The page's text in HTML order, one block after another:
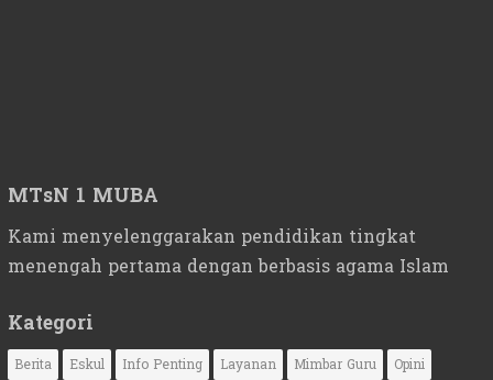
MTsN 1 MUBA
Kami menyelenggarakan pendidikan tingkat
menengah pertama dengan berbasis agama Islam
Kategori
Berita Eskul Info Penting Layanan Mimbar Guru Opini